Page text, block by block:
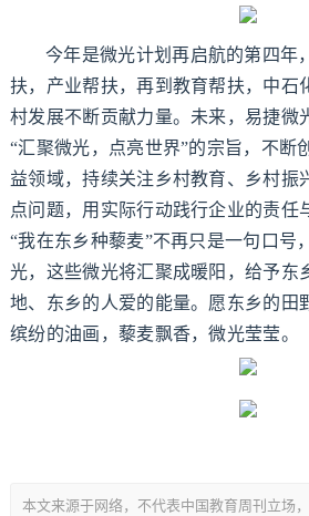
今年是微光计划再启航的第四年
扶，产业帮扶，再到教育帮扶，中石
村发展不断贡献力量。未来，易捷微
“汇聚微光，点亮世界”的宗旨，不断
益领域，持续关注乡村教育、乡村振
点问题，用实际行动践行企业的责任
“我在东乡种藜麦”不再只是一句口号
光，这些微光将汇聚成暖阳，给予东
地、东乡的人爱的能量。愿东乡的田
缤纷的油画，藜麦飘香，微光莹莹。
本文来源于网络，不代表中国教育周刊立场